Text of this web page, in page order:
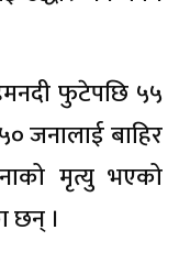
फुटेपछि ५५
जनालाई बाहिर
मृत्यु भएको
छन् ।